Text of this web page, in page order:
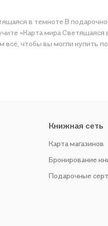
в темноте В
«Карта мира
цене. Например, организуем конкурсы и проводим акции.
Книжная сеть
Карта магазинов
Бронирование
Подарочные